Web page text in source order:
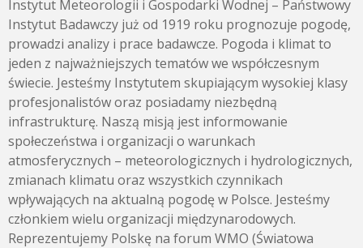
Instytut Meteorologii i Gospodarki Wodnej – Państwowy
Instytut Badawczy już od 1919 roku prognozuje pogodę,
prowadzi analizy i prace badawcze. Pogoda i klimat to
jeden z najważniejszych tematów we współczesnym
świecie. Jesteśmy Instytutem skupiającym wysokiej klasy
profesjonalistów oraz posiadamy niezbędną
infrastrukturę. Naszą misją jest informowanie
społeczeństwa i organizacji o warunkach
atmosferycznych – meteorologicznych i hydrologicznych,
zmianach klimatu oraz wszystkich czynnikach
wpływających na aktualną pogodę w Polsce. Jesteśmy
członkiem wielu organizacji międzynarodowych.
Reprezentujemy Polskę na forum WMO (Światowa